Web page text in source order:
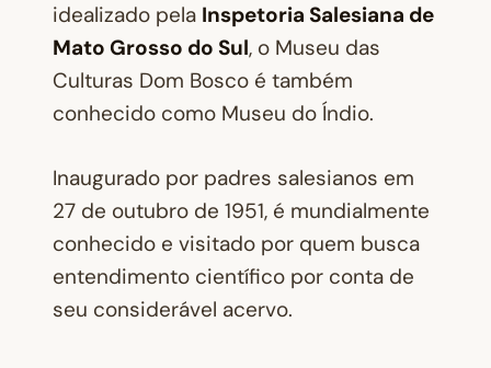
idealizado pela Inspetoria Salesiana de
Mato Grosso do Sul, o Museu das
Culturas Dom Bosco é também
conhecido como Museu do Índio.
Inaugurado por padres salesianos em
27 de outubro de 1951, é mundialmente
conhecido e visitado por quem busca
entendimento científico por conta de
seu considerável acervo.